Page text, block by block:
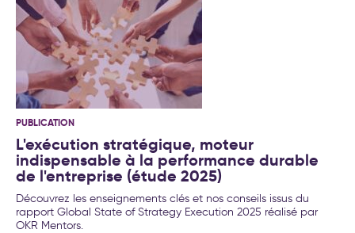
PUBLICATION
L'exécution stratégique, moteur
indispensable à la performance durable
de l'entreprise (étude 2025)
Découvrez les enseignements clés et nos conseils issus du
rapport Global State of Strategy Execution 2025 réalisé par
OKR Mentors.